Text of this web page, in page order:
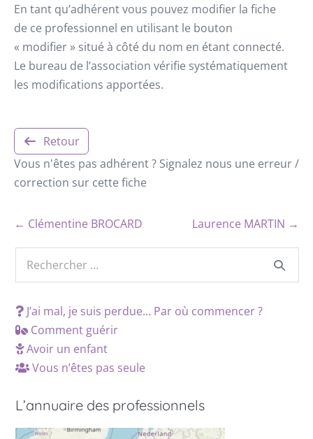
En tant qu’adhérent vous pouvez modifier la fiche
de ce professionnel en utilisant le bouton
« modifier » situé à côté du nom en étant connecté.
Le bureau de l’association vérifie systématiquement
les modifications apportées.
Retour
Vous n'êtes pas adhérent ? Signalez nous une erreur /
correction sur cette fiche
← Clémentine BROCARD Laurence MARTIN →
J’ai mal, je suis perdue… Par où commencer ?
Comment guérir
Avoir un enfant
Vous n’êtes pas seule
L’annuaire des professionnels